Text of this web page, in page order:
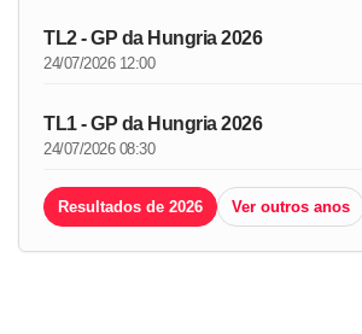
TL2 - GP da Hungria 2026
24/07/2026 12:00
TL1 - GP da Hungria 2026
24/07/2026 08:30
Resultados de 2026 Ver outros anos